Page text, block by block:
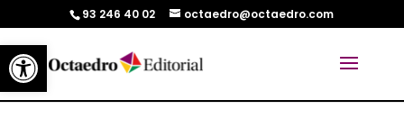
Abrir barra de herramientas
93 246 40 02 octaedro@octaedro.com